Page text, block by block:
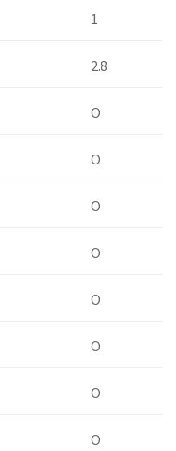
1
2.8
O
O
O
O
O
O
O
O